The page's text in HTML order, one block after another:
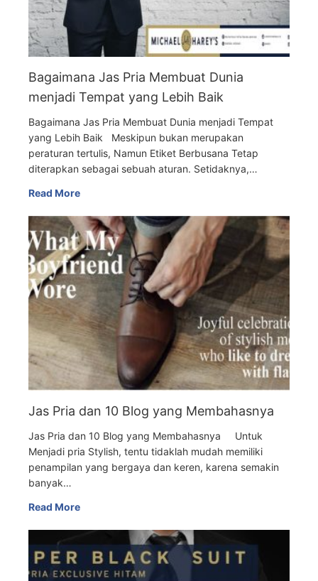
Bagaimana Jas Pria Membuat Dunia
menjadi Tempat yang Lebih Baik
Bagaimana Jas Pria Membuat Dunia menjadi Tempat
yang Lebih Baik Meskipun bukan merupakan
peraturan tertulis, Namun Etiket Berbusana Tetap
diterapkan sebagai sebuah aturan. Setidaknya,…
Read More
Jas Pria dan 10 Blog yang Membahasnya
Jas Pria dan 10 Blog yang Membahasnya Untuk
Menjadi pria Stylish, tentu tidaklah mudah memiliki
penampilan yang bergaya dan keren, karena semakin
banyak…
Read More